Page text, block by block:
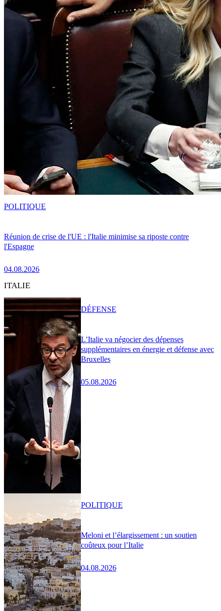
Réunion de crise de l'UE : l'Italie minimise sa riposte contre
l'Espagne
04.08.2026
POLITIQUE
ITALIE
L’Italie va négocier des dépenses
supplémentaires en énergie et défense avec
Bruxelles
05.08.2026
DÉFENSE
Meloni et l’élargissement : un soutien
coûteux pour l’Italie
04.08.2026
POLITIQUE